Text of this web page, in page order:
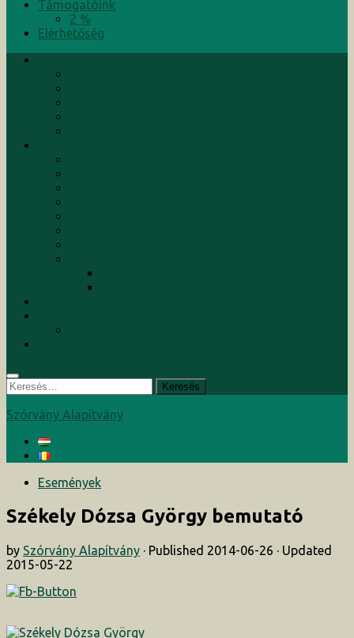
Támogatóink
2 %
Elérhetőség
Keresés:
Szórvány Alapítvány
Események
Székely Dózsa György bemutató
by Szórvány Alapítvány · Published 2014-06-26 · Updated
2015-05-22